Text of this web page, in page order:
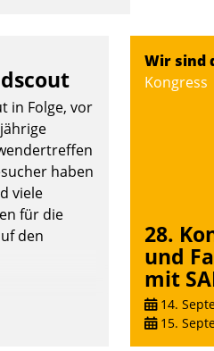
in Folge, vor
haben
viele
für die
den
Wir sind
Kongress
28.
und
mit
14.
15.